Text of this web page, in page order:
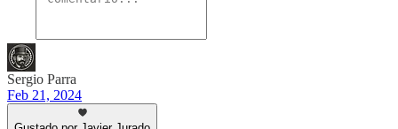
Sergio Parra
Feb 21, 2024